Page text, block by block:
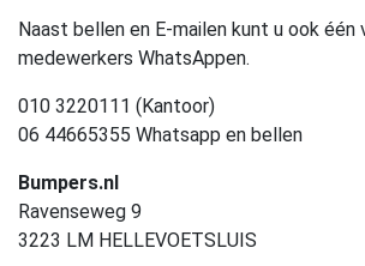
Naast bellen en E-mailen kunt u ook één
medewerkers WhatsAppen.
010 3220111 (Kantoor)
06 44665355 Whatsapp en bellen
Bumpers.nl
Ravenseweg 9
3223 LM HELLEVOETSLUIS